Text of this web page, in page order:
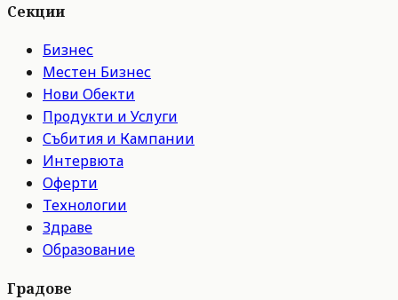
Секции
Бизнес
Местен Бизнес
Нови Обекти
Продукти и Услуги
Събития и Кампании
Интервюта
Оферти
Технологии
Здраве
Образование
Градове